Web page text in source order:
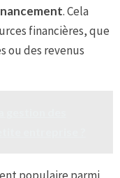
. Cela
financières, que
ou des revenus